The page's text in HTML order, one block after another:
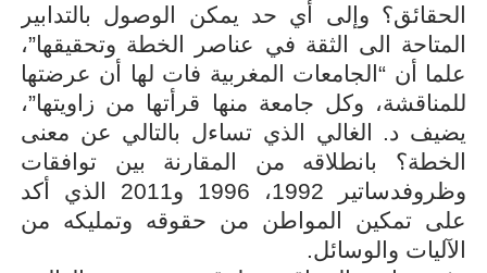
الحقائق؟ وإلى أي حد يمكن الوصول بالتدابير
المتاحة الى الثقة في عناصر الخطة وتحقيقها”،
علما أن “الجامعات المغربية فات لها أن عرضتها
للمناقشة، وكل جامعة منها قرأتها من زاويتها”،
يضيف د. الغالي الذي تساءل بالتالي عن معنى
الخطة؟ بانطلاقه من المقارنة بين توافقات
وظروفدساتير 1992، 1996 و2011 الذي أكد
على تمكين المواطن من حقوقه وتمليكه من
الآليات والوسائل.